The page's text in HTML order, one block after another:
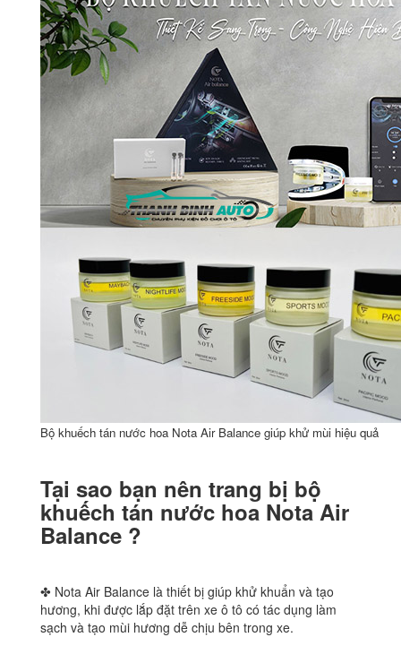
Bộ khuếch tán nước hoa Nota Air Balance giúp khử mùi hiệu quả
Tại sao bạn nên trang bị bộ
khuếch tán nước hoa Nota Air
Balance ?
✤ Nota Air Balance là thiết bị giúp khử khuẩn và tạo
hương, khi được lắp đặt trên xe ô tô có tác dụng làm
sạch và tạo mùi hương dễ chịu bên trong xe.